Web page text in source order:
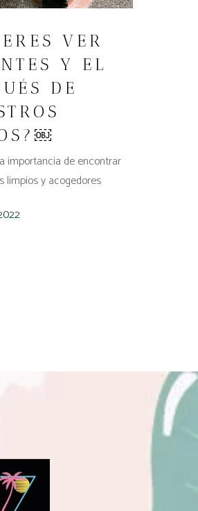
VER
Y EL
DE
importancia de encontrar
limpios y acogedores